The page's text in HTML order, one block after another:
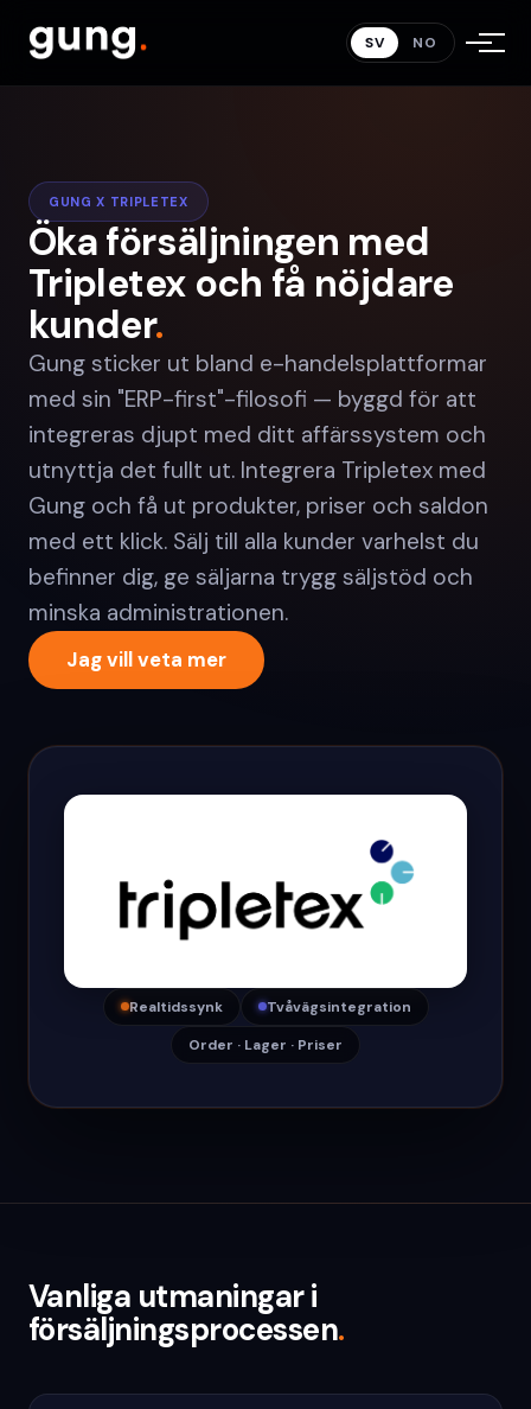
SV NO
GUNG X TRIPLETEX
Öka försäljningen med
Tripletex och få nöjdare
kunder.
Gung sticker ut bland e-handelsplattformar
med sin "ERP-first"-filosofi — byggd för att
integreras djupt med ditt affärssystem och
utnyttja det fullt ut. Integrera Tripletex med
Gung och få ut produkter, priser och saldon
med ett klick. Sälj till alla kunder varhelst du
befinner dig, ge säljarna trygg säljstöd och
minska administrationen.
Jag vill veta mer
Realtidssynk
Tvåvägsintegration
Order · Lager · Priser
Vanliga utmaningar i
försäljningsprocessen.